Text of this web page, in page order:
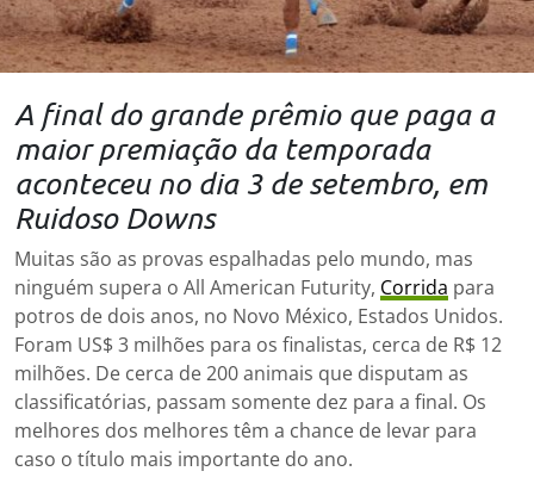
A final do grande prêmio que paga a
maior premiação da temporada
aconteceu no dia 3 de setembro, em
Ruidoso Downs
Muitas são as provas espalhadas pelo mundo, mas
ninguém supera o All American Futurity, Corrida para
potros de dois anos, no Novo México, Estados Unidos.
Foram US$ 3 milhões para os finalistas, cerca de R$ 12
milhões. De cerca de 200 animais que disputam as
classificatórias, passam somente dez para a final. Os
melhores dos melhores têm a chance de levar para
caso o título mais importante do ano.